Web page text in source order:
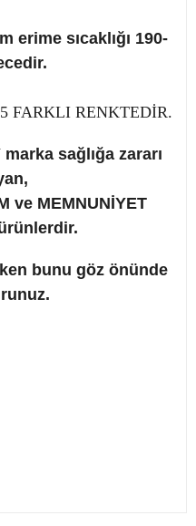
erime sıcaklığı 190-
FARKLI RENKTEDİR.
sağlığa zararı
ve MEMNUNİYET
bunu göz önünde